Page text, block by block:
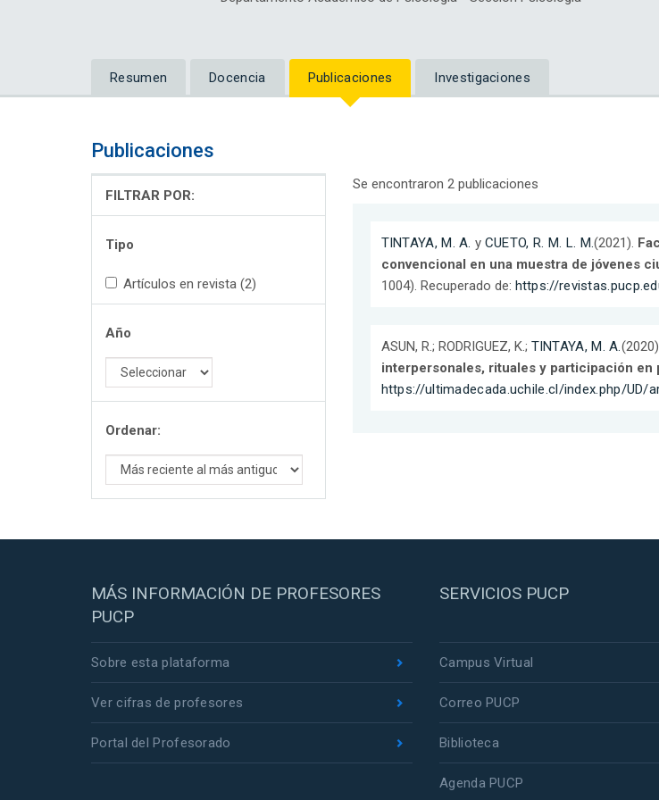
Resumen Docencia Publicaciones Investigaciones
Publicaciones
FILTRAR POR:
Tipo
Artículos en revista (2)
Año
Ordenar:
Se encontraron 2 publicaciones
TINTAYA, M. A. y CUETO, R. M. L. M.(2021).
convencional en una muestra de jóvenes
1004). Recuperado de: https://
ASUN, R.; RODRIGUEZ, K.; TINTAYA, M. A.
interpersonales, rituales y participación en
https://ultimadecada.uchile.cl/index.php/UD/
MÁS INFORMACIÓN DE PROFESORES
PUCP
Sobre esta plataforma
Ver cifras de profesores
Portal del Profesorado
SERVICIOS PUCP
Campus Virtual
Correo PUCP
Biblioteca
Agenda PUCP